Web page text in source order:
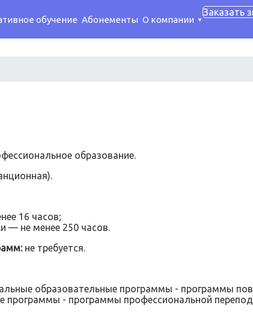
обучение Абонементы О компании
Заказать
образование.
16 часов;
— не менее 250 часов.
не требуется.
образовательные программы - программы
программы - программы профессиональной